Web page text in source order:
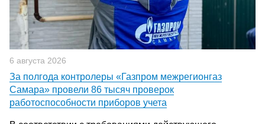
6 августа 2026
За полгода контролеры «Газпром межрегионгаз
Самара» провели 86 тысяч проверок
работоспособности приборов учета